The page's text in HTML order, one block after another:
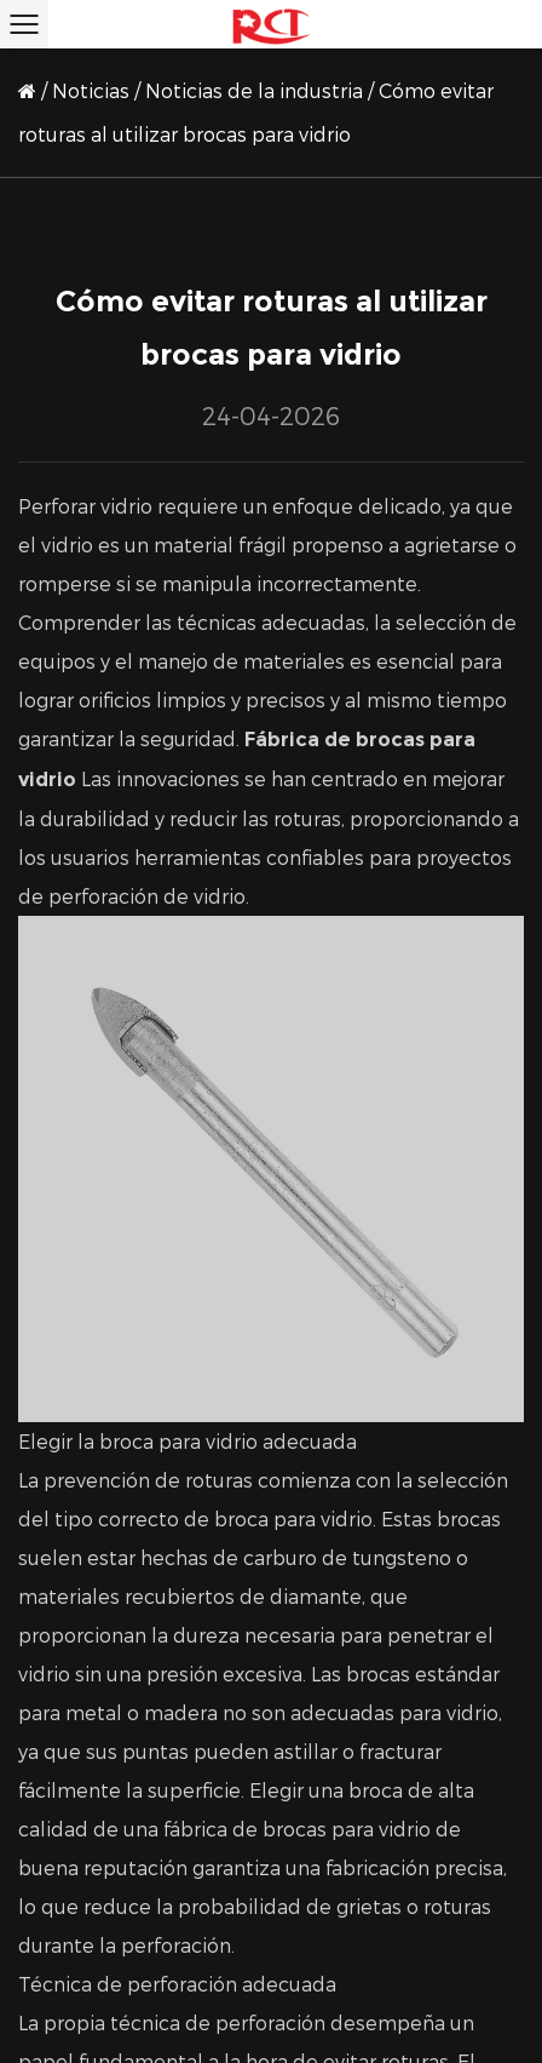
/ Noticias / Noticias de la industria /Cómo evitar
roturas al utilizar brocas para vidrio
Cómo evitar roturas al utilizar
brocas para vidrio
24-04-2026
Perforar vidrio requiere un enfoque delicado, ya que
el vidrio es un material frágil propenso a agrietarse o
romperse si se manipula incorrectamente.
Comprender las técnicas adecuadas, la selección de
equipos y el manejo de materiales es esencial para
lograr orificios limpios y precisos y al mismo tiempo
garantizar la seguridad. Fábrica de brocas para
vidrio Las innovaciones se han centrado en mejorar
la durabilidad y reducir las roturas, proporcionando a
los usuarios herramientas confiables para proyectos
de perforación de vidrio.
Elegir la broca para vidrio adecuada
La prevención de roturas comienza con la selección
del tipo correcto de broca para vidrio. Estas brocas
suelen estar hechas de carburo de tungsteno o
materiales recubiertos de diamante, que
proporcionan la dureza necesaria para penetrar el
vidrio sin una presión excesiva. Las brocas estándar
para metal o madera no son adecuadas para vidrio,
ya que sus puntas pueden astillar o fracturar
fácilmente la superficie. Elegir una broca de alta
calidad de una fábrica de brocas para vidrio de
buena reputación garantiza una fabricación precisa,
lo que reduce la probabilidad de grietas o roturas
durante la perforación.
Técnica de perforación adecuada
La propia técnica de perforación desempeña un